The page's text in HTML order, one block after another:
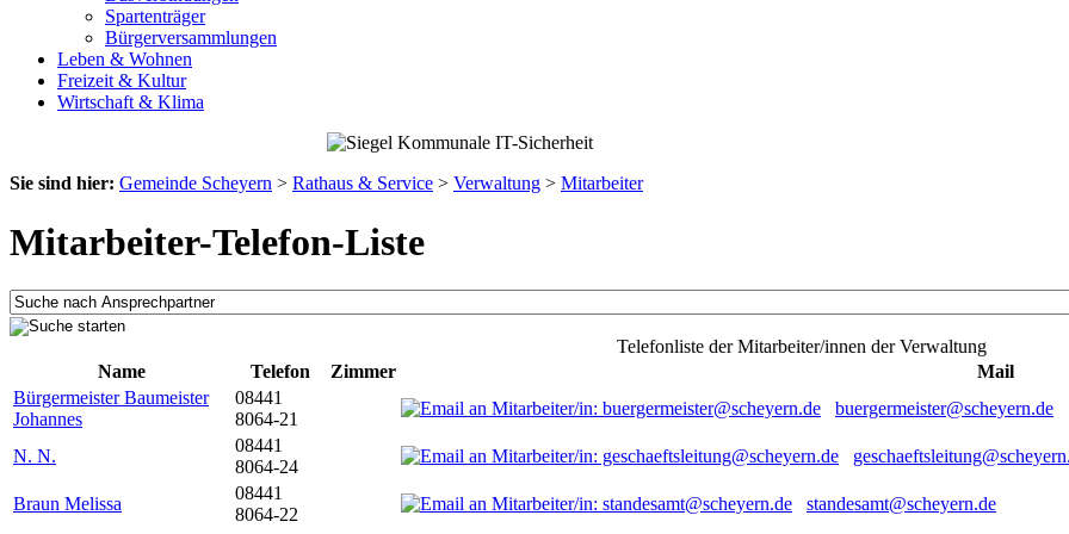
Spartenträger
Bürgerversammlungen
Leben & Wohnen
Freizeit & Kultur
Wirtschaft & Klima
Sie sind hier: Gemeinde Scheyern > Rathaus & Service > Verwaltung > Mitarbeiter
Mitarbeiter-Telefon-Liste
Telefonliste der Mitarbeiter/innen der Verwaltung
Name
Telefon Zimmer
Mail
Bürgermeister Baumeister
Johannes
08441
8064-21
buergermeister@scheyern.de
N. N.
08441
8064-24
Braun Melissa
08441
8064-22
standesamt@scheyern.de